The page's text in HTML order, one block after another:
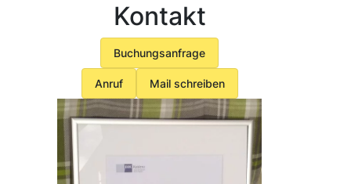
Kontakt
Buchungsanfrage
Anruf Mail schreiben